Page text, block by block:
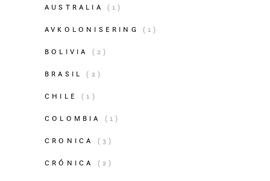
AUSTRALIA (1)
AVKOLONISERING (1)
BOLIVIA (2)
BRASIL (2)
CHILE (1)
COLOMBIA (1)
CRONICA (3)
CRÓNICA (2)